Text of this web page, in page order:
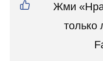
Жми
только